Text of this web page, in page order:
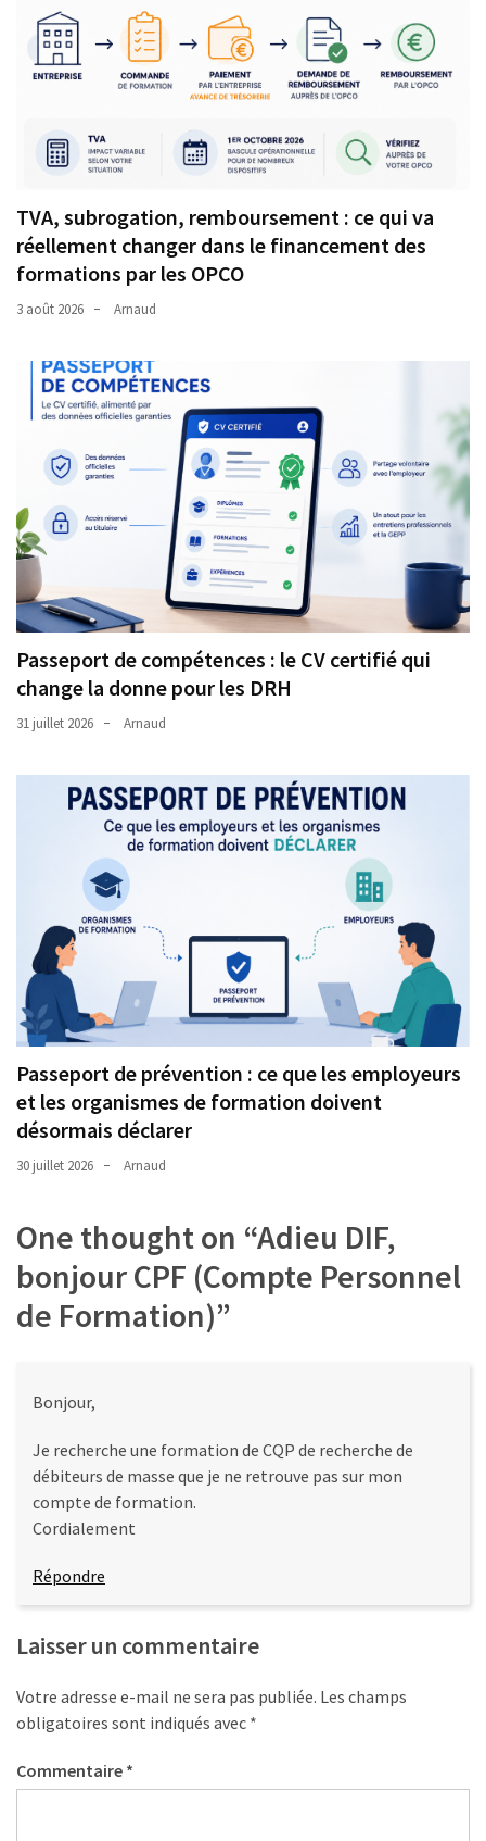
TVA, subrogation, remboursement : ce qui va
réellement changer dans le financement des
formations par les OPCO
3 août 2026 Arnaud
Passeport de compétences : le CV certifié qui
change la donne pour les DRH
31 juillet 2026 Arnaud
Passeport de prévention : ce que les employeurs
et les organismes de formation doivent
désormais déclarer
30 juillet 2026 Arnaud
One thought on “Adieu DIF,
bonjour CPF (Compte Personnel
de Formation)”
Bonjour,
Je recherche une formation de CQP de recherche de
débiteurs de masse que je ne retrouve pas sur mon
compte de formation.
Cordialement
Répondre
Laisser un commentaire
Votre adresse e-mail ne sera pas publiée. Les champs
obligatoires sont indiqués avec *
Commentaire *